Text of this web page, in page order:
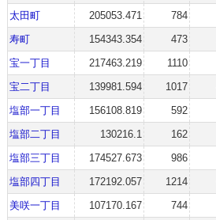
太田町
205053.471 784
寿町
154343.354 473
宝一丁目
217463.219 1110
宝二丁目
139981.594 1017
塩部一丁目
156108.819 592
塩部二丁目
130216.1 162
塩部三丁目
174527.673 986
塩部四丁目
172192.057 1214
美咲一丁目
107170.167 744